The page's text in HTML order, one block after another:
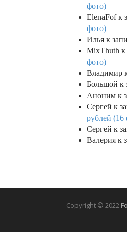
фото)
ElenaFofк
фото)
Илья к
MixThuth к
фото)
Владимир
Большой к
Аноним к
Сергей к
рублей (16
Сергей к
Валерия к
Copyright © 2022